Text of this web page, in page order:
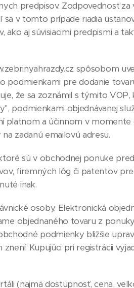
predpisov. Zodpovednosť za
v tomto prípade riadia
ako aj súvisiacimi predpismi a
spôsobom
pre dodanie
že sa zoznámil s týmito
podmienkami objednávanej
platnom a účinnom v momente
zadanú emailovú adresu.
sú v obchodnej ponuke
firemných lôg či patentov
inak.
osoby. Elektronická
objednaného tovaru z
podmienky bližšie
Kupujúci pri registrácii
(najmä dostupnosť, cena,